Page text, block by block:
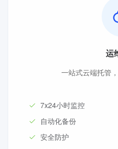
运
一站式云端托管
7x24小时监控
自动化备份
安全防护